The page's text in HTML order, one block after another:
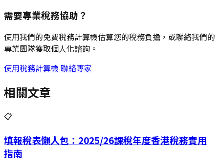
需要專業稅務協助？
使用我們的免費稅務計算機估算您的稅務負擔，或聯絡我們的
專業團隊獲取個人化諮詢。
使用稅務計算機 聯絡專家
相關文章
📋
填報稅表懶人包：2025/26課稅年度香港稅務實用
指南